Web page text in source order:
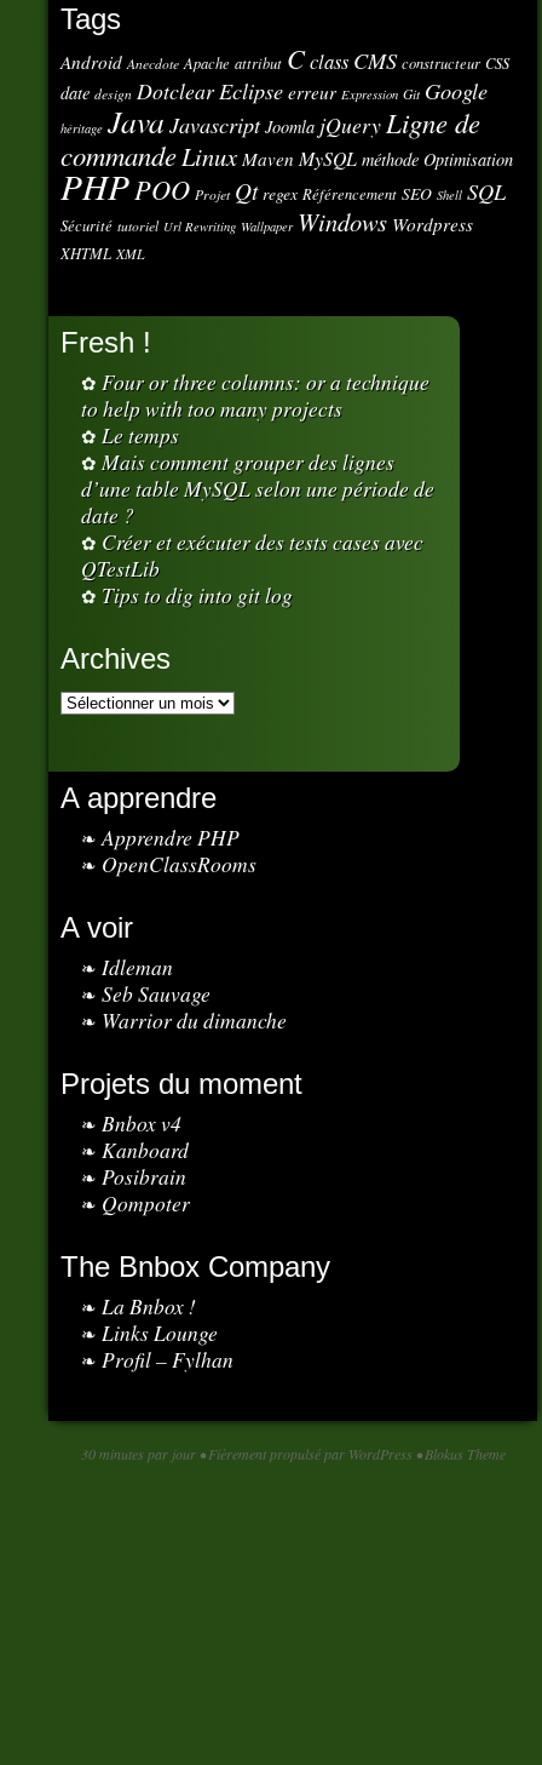
Tags
Android Anecdote Apache attribut Cclass CMS constructeur CSS
date design Dotclear Eclipse erreur Expression Git Google
héritage Java Javascript Joomla jQuery Ligne de
commandeLinux Maven MySQL méthode Optimisation
PHPPOO Projet Qt regex Référencement SEO Shell SQL
Sécurité tutoriel Url Rewriting Wallpaper Windows Wordpress
XHTML XML
Fresh !
Four or three columns: or a technique
to help with too many projects
Le temps
Mais comment grouper des lignes
d’une table MySQL selon une période de
date ?
Créer et exécuter des tests cases avec
QTestLib
Tips to dig into git log
Archives
A apprendre
Apprendre PHP
OpenClassRooms
A voir
Idleman
Seb Sauvage
Warrior du dimanche
Projets du moment
Bnbox v4
Kanboard
Posibrain
Qompoter
The Bnbox Company
La Bnbox !
Links Lounge
Profil – Fylhan
30 minutes par jour •Fièrement propulsé par WordPress •Blokus Theme